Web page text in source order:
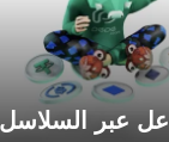
عبر السلاسل